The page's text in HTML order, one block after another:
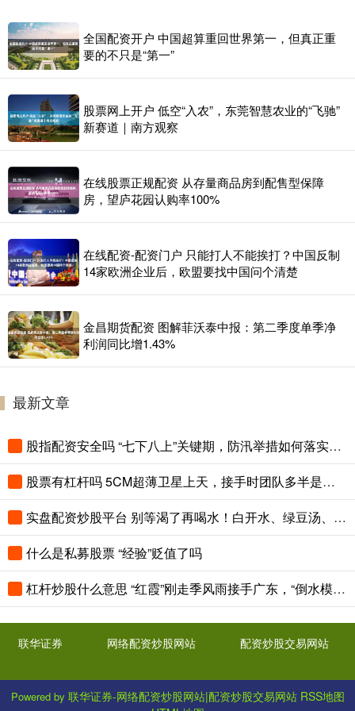
全国配资开户 中国超算重回世界第一，但真正重
要的不只是“第一”
股票网上开户 低空“入农”，东莞智慧农业的“飞驰”
新赛道｜南方观察
在线股票正规配资 从存量商品房到配售型保障
房，望庐花园认购率100%
在线配资-配资门户 只能打人不能挨打？中国反制
14家欧洲企业后，欧盟要找中国问个清楚
金昌期货配资 图解菲沃泰中报：第二季度单季净
利润同比增1.43%
最新文章
股指配资安全吗 “七下八上”关键期，防汛举措如何落实落细
股票有杠杆吗 5CM超薄卫星上天，接手时团队多半是本科生！
实盘配资炒股平台 别等渴了再喝水！白开水、绿豆汤、淡盐水、苏打水怎么选？| 健康大家谈
什么是私募股票 “经验”贬值了吗
杠杆炒股什么意思 “红霞”刚走季风雨接手广东，“倒水模式”持续
联华证券 网络配资炒股网站 配资炒股交易网站
Powered by 联华证券-网络配资炒股网站|配资炒股交易网站 RSS地图